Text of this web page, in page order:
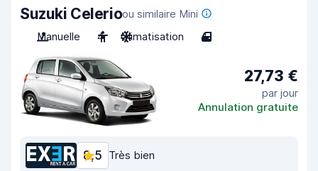
Suzuki Celerioou similaire Mini
Manuelle
4 Climatisation 4
27,73 €
par jour
Annulation gratuite
8,5 Très bien